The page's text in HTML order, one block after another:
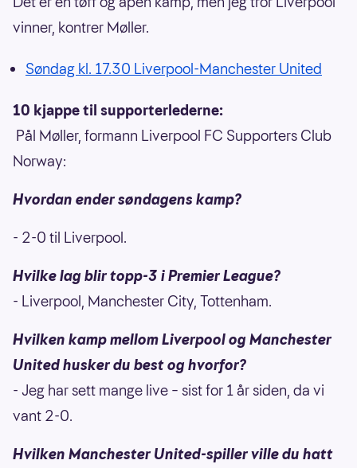
vinner, kontrer Møller.
Søndag kl. 17.30 Liverpool-Manchester United
10 kjappe til supporterlederne:
Pål Møller, formann Liverpool FC Supporters Club
Norway:
Hvordan ender søndagens kamp?
- 2-0 til Liverpool.
Hvilke lag blir topp-3 i Premier League?
- Liverpool, Manchester City, Tottenham.
Hvilken kamp mellom Liverpool og Manchester
United husker du best og hvorfor?
- Jeg har sett mange live – sist for 1 år siden, da vi
vant 2-0.
Hvilken Manchester United-spiller ville du hatt